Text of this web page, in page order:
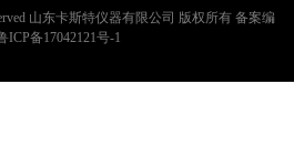
山东卡斯特仪器有限公司 版权所有 备案编
ICP备17042121号-1